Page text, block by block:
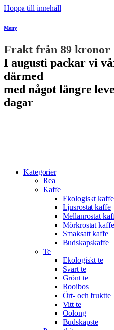
Hoppa till innehåll
Meny
Frakt från 89 kronor
I augusti packar vi
därmed
med något längre
dagar
Kategorier
Rea
Kaffe
Ekologiskt kaffe
Ljusrostat kaffe
Mellanrostat
Mörkrostat kaffe
Smaksatt kaffe
Budskapskaffe
Te
Ekologiskt te
Svart te
Grönt te
Rooibos
Ört- och fruktte
Vitt te
Oolong
Budskapste